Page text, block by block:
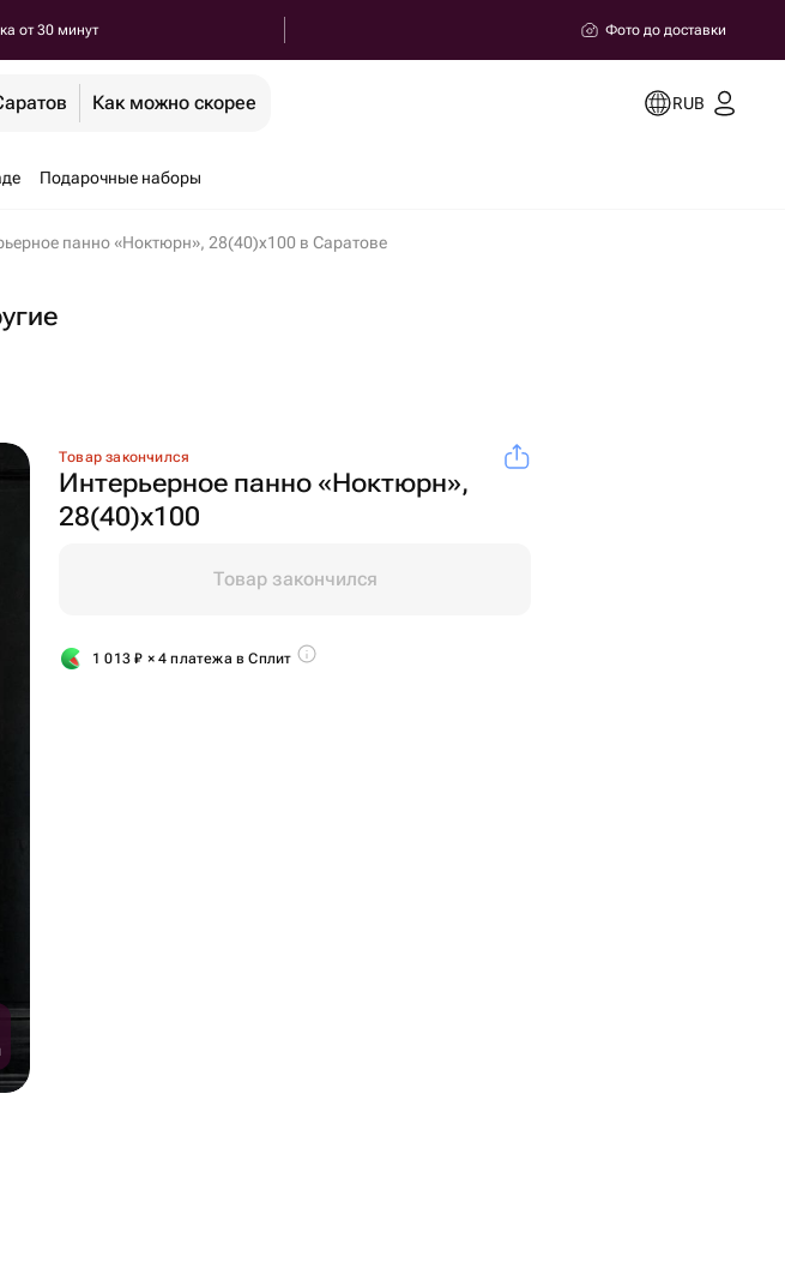
от 30 минут Фото до доставки
Как можно скорее RUB
Подарочные наборы
панно «Ноктюрн», 28(40)x100 в Саратове
Товар закончился
Интерьерное панно «Ноктюрн»,
28(40)x100
Товар закончился
1 013₽ × 4 платежа в Сплит